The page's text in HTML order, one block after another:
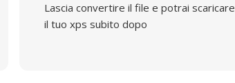
Lascia convertire il file e potrai scaricare
il tuo xps subito dopo